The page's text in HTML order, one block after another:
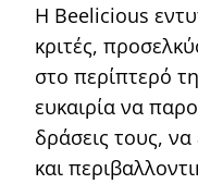
Η Beelicious
κριτές,
στο περίπτερό
ευκαιρία να
δράσεις τους,
και